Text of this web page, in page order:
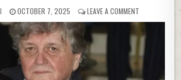
PUBLISHED
DATE:
OCTOBER 7, 2025 LEAVE A COMMENT
KOMŠIJE
ZAVIDE:
RADOŠ
JE